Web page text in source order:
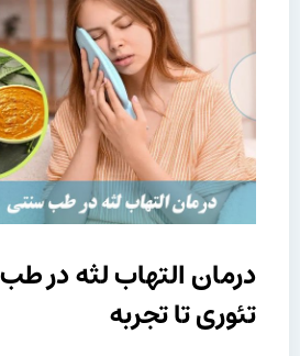
درمان التهاب لثه در
تئوری تا تجربه